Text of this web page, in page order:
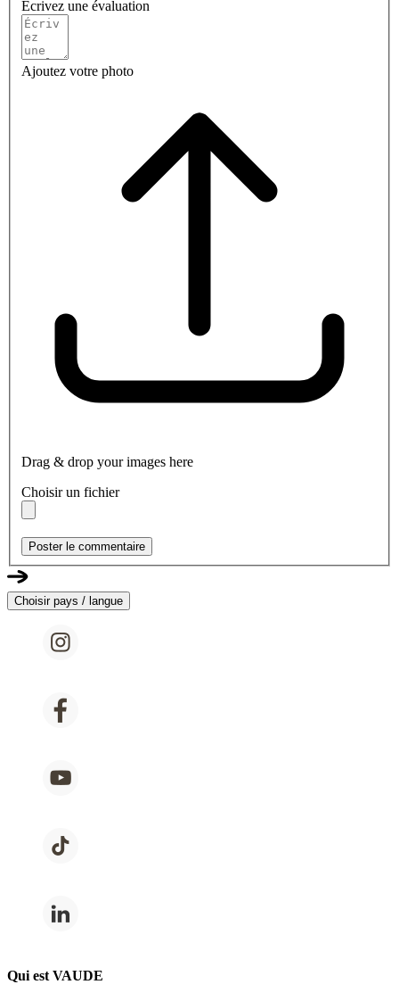
Écrivez une évaluation
Ajoutez votre photo
Drag & drop your images here
Choisir un fichier
Poster le commentaire
Choisir pays / langue
Qui est VAUDE